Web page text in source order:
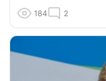
184 2